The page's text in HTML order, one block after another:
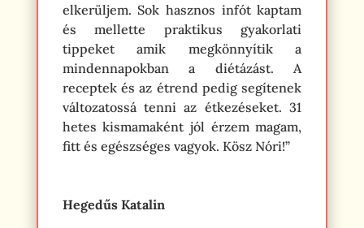
elkerüljem. Sok hasznos infót kaptam
és mellette praktikus gyakorlati
tippeket amik megkönnyítik a
mindennapokban a diétázást. A
receptek és az étrend pedig segítenek
változatossá tenni az étkezéseket. 31
hetes kismamaként jól érzem magam,
fitt és egészséges vagyok. Kösz Nóri!”
Hegedűs Katalin